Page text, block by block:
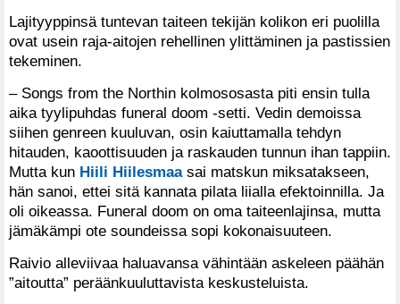
Lajityyppinsä tuntevan taiteen tekijän kolikon eri puolilla
ovat usein raja-aitojen rehellinen ylittäminen ja pastissien
tekeminen.
– Songs from the Northin kolmososasta piti ensin tulla
aika tyylipuhdas funeral doom -setti. Vedin demoissa
siihen genreen kuuluvan, osin kaiuttamalla tehdyn
hitauden, kaoottisuuden ja raskauden tunnun ihan tappiin.
Mutta kun Hiili Hiilesmaasai matskun miksatakseen,
hän sanoi, ettei sitä kannata pilata liialla efektoinnilla. Ja
oli oikeassa. Funeral doom on oma taiteenlajinsa, mutta
jämäkämpi ote soundeissa sopi kokonaisuuteen.
Raivio alleviivaa haluavansa vähintään askeleen päähän
”aitoutta” peräänkuuluttavista keskusteluista.